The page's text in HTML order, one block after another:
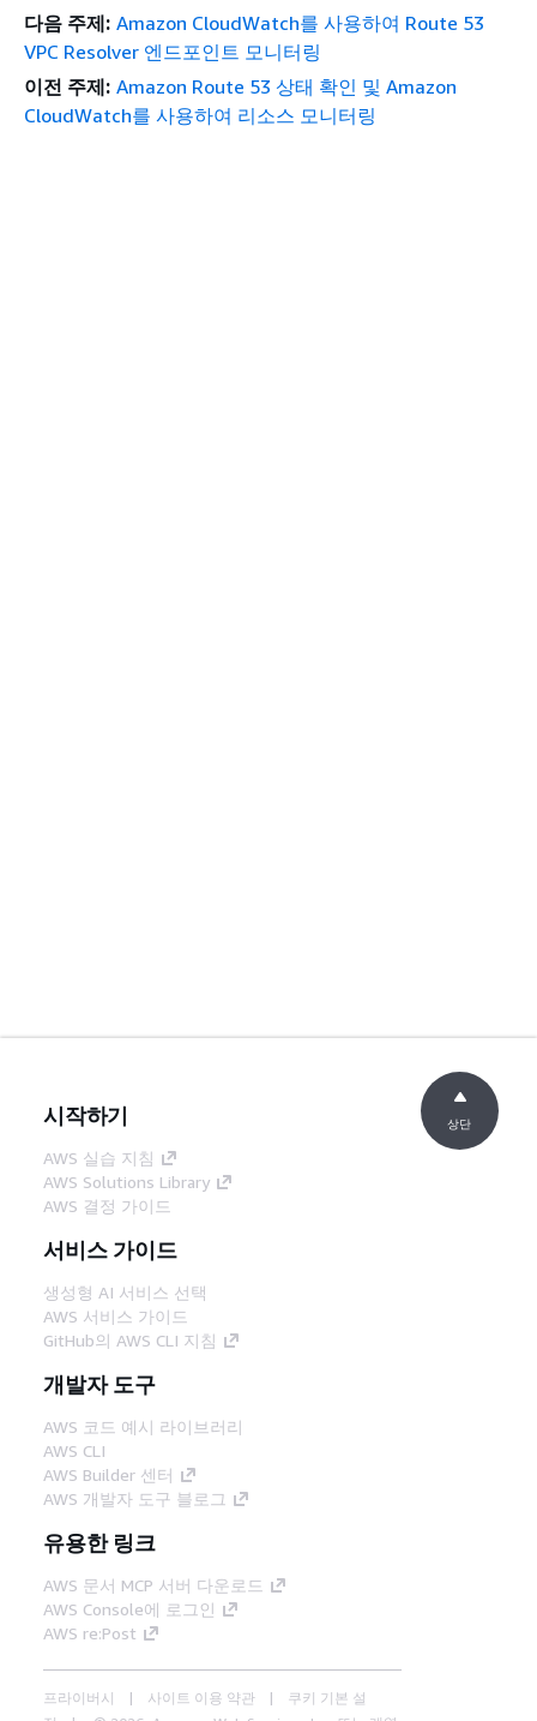
다음 주제: Amazon CloudWatch를 사용하여 Route 53
VPC Resolver 엔드포인트 모니터링
이전 주제: Amazon Route 53 상태 확인 및 Amazon
CloudWatch를 사용하여 리소스 모니터링
시작하기
AWS 실습 지침
AWS Solutions Library
AWS 결정 가이드
서비스 가이드
생성형 AI 서비스 선택
AWS 서비스 가이드
GitHub의 AWS CLI 지침
개발자 도구
AWS 코드 예시 라이브러리
AWS CLI
AWS Builder 센터
AWS 개발자 도구 블로그
유용한 링크
AWS 문서 MCP 서버 다운로드
AWS Console에 로그인
AWS re:Post
프라이버시 사이트 이용 약관
쿠키 기본 설
상단